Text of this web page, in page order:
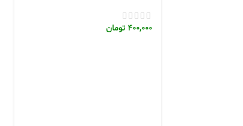
400,000 تومان